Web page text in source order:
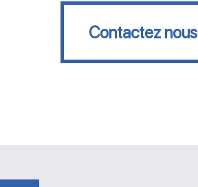
Contactez nous
Contactez nous